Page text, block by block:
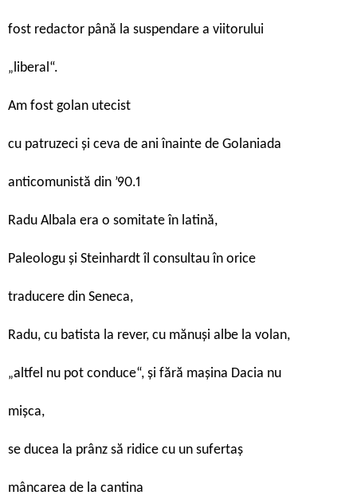
fost redactor până la suspendare a viitorului
„ liberal“.
Am fost golan utecist
cu patruzeci și ceva de ani înainte de Golaniada
anticomunistă din ’90.1
Radu Albala era o somitate în latină,
Paleologu și Steinhardt îl consultau în orice
traducere din Seneca,
Radu, cu batista la rever, cu mănuși albe la volan,
„altfel nu pot conduce“, și fără mașina Dacia nu
mișca,
se ducea la prânz să ridice cu un sufertaș
mâncarea de la cantina